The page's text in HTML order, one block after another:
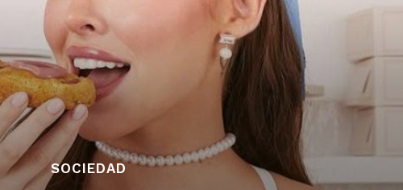
SOCIEDAD